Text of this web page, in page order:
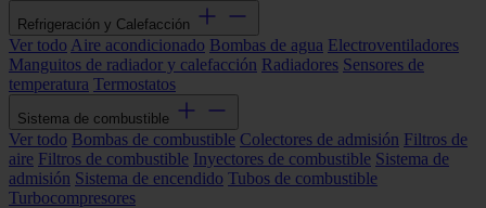
Refrigeración y Calefacción
Ver todo Aire acondicionado Bombas de agua Electroventiladores
Manguitos de radiador y calefacción Radiadores Sensores de
temperatura Termostatos
Sistema de combustible
Ver todo Bombas de combustible Colectores de admisión Filtros de
aire Filtros de combustible Inyectores de combustible Sistema de
admisión Sistema de encendido Tubos de combustible
Turbocompresores